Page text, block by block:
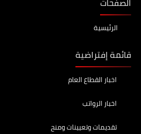
الرئيسية
قائمة إفتراضية
اخبار القطاع العام
اخبار الرواتب
تقديمات وتعيينات ومنح